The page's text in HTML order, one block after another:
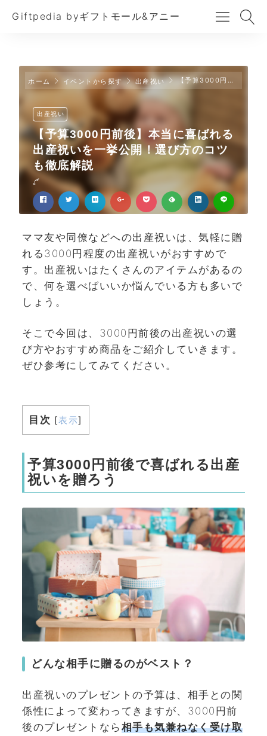
Giftpedia byギフトモール&アニー
ホーム イベントから探す 出産祝い 【予算3000円前後】本当に喜ばれる出産祝いを一挙公開！選び方のコツも徹底解説
出産祝い
【予算3000円前後】本当に喜ばれる
出産祝いを一挙公開！選び方のコツ
も徹底解説
ママ友や同僚などへの出産祝いは、気軽に贈
れる3000円程度の出産祝いがおすすめで
す。出産祝いはたくさんのアイテムがあるの
で、何を選べばいいか悩んでいる方も多いで
しょう。
そこで今回は、3000円前後の出産祝いの選
び方やおすすめ商品をご紹介していきます。
ぜひ参考にしてみてください。
目次 [表示]
予算3000円前後で喜ばれる出産
祝いを贈ろう
どんな相手に贈るのがベスト？
出産祝いのプレゼントの予算は、相手との関
係性によって変わってきますが、3000円前
後のプレゼントなら 相手も気兼ねなく受け取